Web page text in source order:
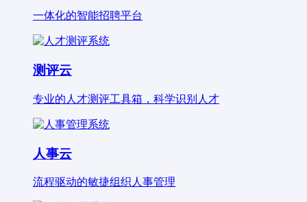
一体化的智能招聘平台
测评云
专业的人才测评工具箱，科学识别人才
人事云
流程驱动的敏捷组织人事管理